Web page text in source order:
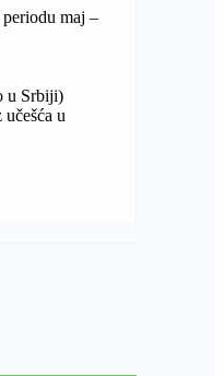
periodu maj –
u Srbiji)
u